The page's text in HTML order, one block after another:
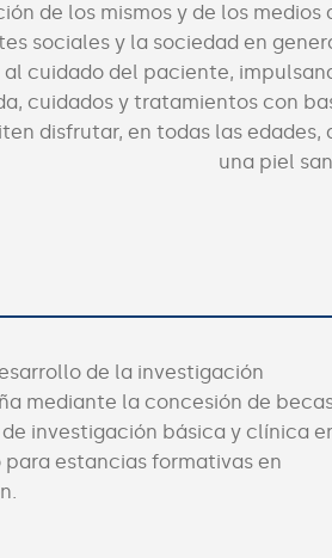
de los mismos y de los medios
sociales y la sociedad en
cuidado del paciente,
cuidados y tratamientos con
disfrutar, en todas las edades,
una piel
de la investigación
mediante la concesión de
investigación básica y clínica
estancias formativas en